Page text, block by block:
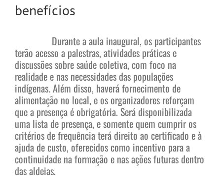
benefícios
Durante a aula inaugural, os participantes
terão acesso a palestras, atividades práticas e
discussões sobre saúde coletiva, com foco na
realidade e nas necessidades das populações
indígenas. Além disso, haverá fornecimento de
alimentação no local, e os organizadores reforçam
que a presença é obrigatória. Será disponibilizada
uma lista de presença, e somente quem cumprir os
critérios de frequência terá direito ao certificado e à
ajuda de custo, oferecidos como incentivo para a
continuidade na formação e nas ações futuras dentro
das aldeias.